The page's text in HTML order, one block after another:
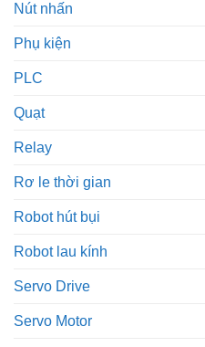
Nút nhấn
Phụ kiện
PLC
Quạt
Relay
Rơ le thời gian
Robot hút bụi
Robot lau kính
Servo Drive
Servo Motor